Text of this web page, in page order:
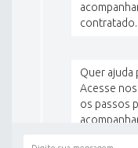
contratado.
Quer ajuda
Acesse
os passos